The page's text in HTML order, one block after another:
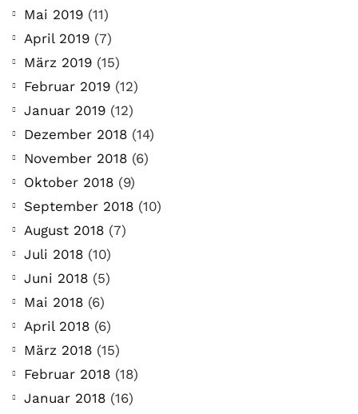
Mai 2019 (11)
April 2019 (7)
März 2019 (15)
Februar 2019 (12)
Januar 2019 (12)
Dezember 2018 (14)
November 2018 (6)
Oktober 2018 (9)
September 2018 (10)
August 2018 (7)
Juli 2018 (10)
Juni 2018 (5)
Mai 2018 (6)
April 2018 (6)
März 2018 (15)
Februar 2018 (18)
Januar 2018 (16)